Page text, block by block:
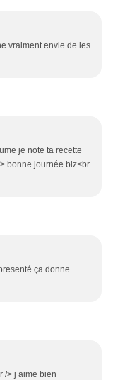
vraiment envie de les
je note ta recette
bonne journée biz<br
ça donne
/> j aime bien